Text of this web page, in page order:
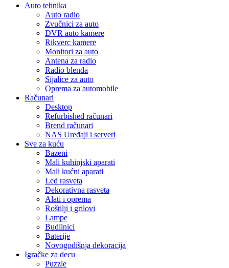
Auto tehnika
Auto radio
Zvučnici za auto
DVR auto kamere
Rikverc kamere
Monitori za auto
Antena za radio
Radio blenda
Sijalice za auto
Oprema za automobile
Računari
Desktop
Refurbished računari
Brend računari
NAS Uređaji i serveri
Sve za kuću
Bazeni
Mali kuhinjski aparati
Mali kućni aparati
Led rasveta
Dekorativna rasveta
Alati i oprema
Roštilji i grilovi
Lampe
Budilnici
Baterije
Novogodišnja dekoracija
Igračke za decu
Puzzle